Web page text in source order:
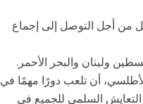
من أجل التوصل إلى إجماع
ولبنان والبحر الأحمر.
أن تلعب دورًا مهمًا في
السلمي للجميع في